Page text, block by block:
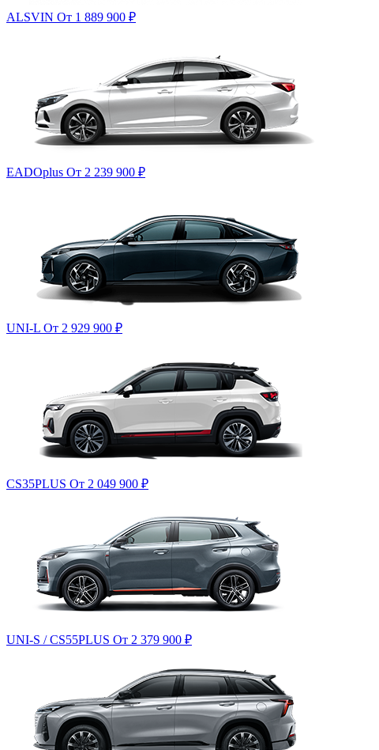
ALSVIN От 1 889 900 ₽
EADOplus От 2 239 900 ₽
UNI-L От 2 929 900 ₽
CS35PLUS От 2 049 900 ₽
UNI-S / CS55PLUS От 2 379 900 ₽